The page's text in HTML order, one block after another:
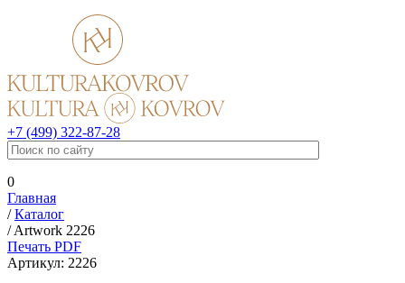
+7 (499) 322-87-28
0
Главная
/Каталог
/Artwork 2226
Печать PDF
Артикул: 2226